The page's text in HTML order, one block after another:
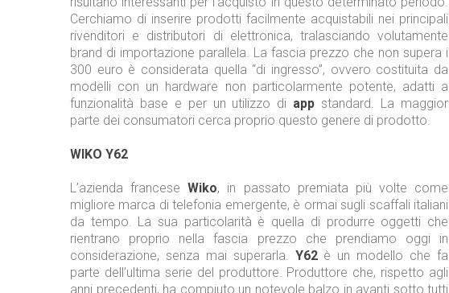
Cerchiamo di inserire prodotti facilmente acquistabili nei principali
rivenditori e distributori di elettronica, tralasciando volutamente
brand di importazione parallela. La fascia prezzo che non supera i
300 euro è considerata quella “di ingresso”, ovvero costituita da
modelli con un hardware non particolarmente potente, adatti a
funzionalità base e per un utilizzo di app standard. La maggior
parte dei consumatori cerca proprio questo genere di prodotto.
WIKO Y62
L’azienda franceseWiko, in passato premiata più volte come
migliore marca di telefonia emergente, è ormai sugli scaffali italiani
da tempo. La sua particolarità è quella di produrre oggetti che
rientrano proprio nella fascia prezzo che prendiamo oggi in
considerazione, senza mai superarla. Y62è un modello che fa
parte dell’ultima serie del produttore. Produttore che, rispetto agli
anni precedenti, ha compiuto un notevole balzo in avanti sotto tutti